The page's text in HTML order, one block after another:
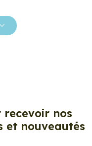
vous inspirer parmi
et très
ou votre
nos
et nouveautés